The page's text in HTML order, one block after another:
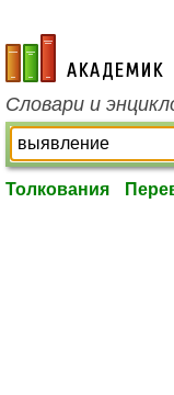
academic.ru
Словари и
Толкования